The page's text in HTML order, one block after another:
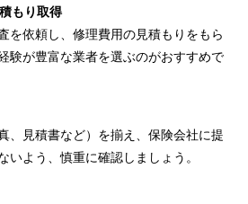
もり取得
を依頼し、修理費用の見積もりをもら
験が豊富な業者を選ぶのがおすすめで
、見積書など）を揃え、保険会社に提
いよう、慎重に確認しましょう。